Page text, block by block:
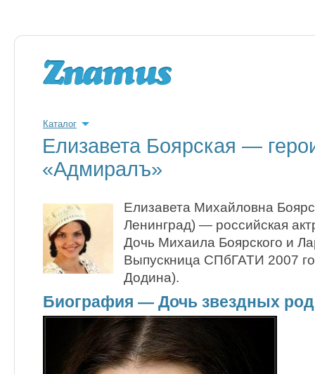
Каталог
Елизавета Боярская —
«Адмиралъ»
Елизавета Михайловна
Ленинград) — российская
Дочь Михаила Боярского и
Выпускница СПбГАТИ 2007
Додина).
Биография — Дочь звездных